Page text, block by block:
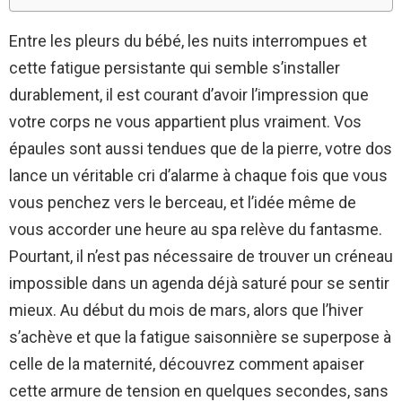
Entre les pleurs du bébé, les nuits interrompues et
cette fatigue persistante qui semble s’installer
durablement, il est courant d’avoir l’impression que
votre corps ne vous appartient plus vraiment. Vos
épaules sont aussi tendues que de la pierre, votre dos
lance un véritable cri d’alarme à chaque fois que vous
vous penchez vers le berceau, et l’idée même de
vous accorder une heure au spa relève du fantasme.
Pourtant, il n’est pas nécessaire de trouver un créneau
impossible dans un agenda déjà saturé pour se sentir
mieux. Au début du mois de mars, alors que l’hiver
s’achève et que la fatigue saisonnière se superpose à
celle de la maternité, découvrez comment apaiser
cette armure de tension en quelques secondes, sans